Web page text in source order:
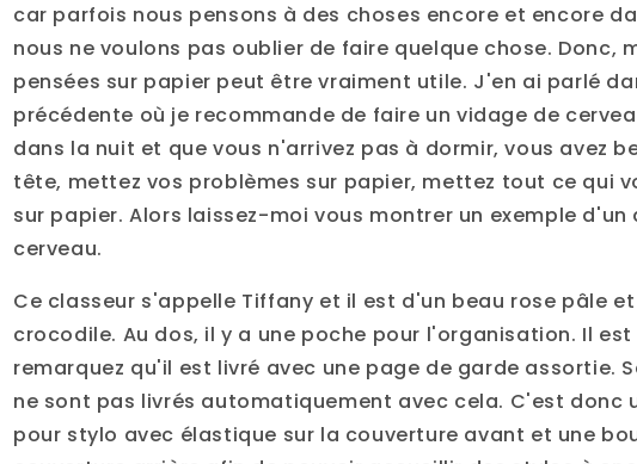
car parfois nous pensons à des choses encore et encore
nous ne voulons pas oublier de faire quelque chose. Donc,
pensées sur papier peut être vraiment utile. J'en ai parlé
précédente où je recommande de faire un vidage de
dans la nuit et que vous n'arrivez pas à dormir, vous avez
tête, mettez vos problèmes sur papier, mettez tout ce qui
sur papier. Alors laissez-moi vous montrer un exemple d'un
cerveau.
Ce classeur s'appelle Tiffany et il est d'un beau rose pâle
crocodile. Au dos, il y a une poche pour l'organisation. Il
remarquez qu'il est livré avec une page de garde assortie.
ne sont pas livrés automatiquement avec cela. C'est donc
pour stylo avec élastique sur la couverture avant et une